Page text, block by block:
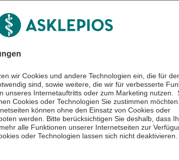
vielleicht, was du anziehen solltest?
oder Kostümpflicht. Wir freuen uns,
und dich dabei wohl fühlst.